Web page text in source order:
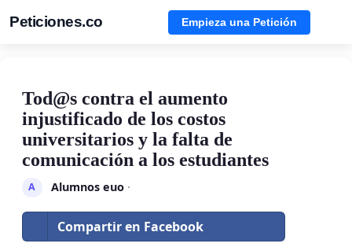
Peticiones.co Empieza una Petición
Tod@s contra el aumento
injustificado de los costos
universitarios y la falta de
comunicación a los estudiantes
A Alumnos euo·
Compartir en Facebook